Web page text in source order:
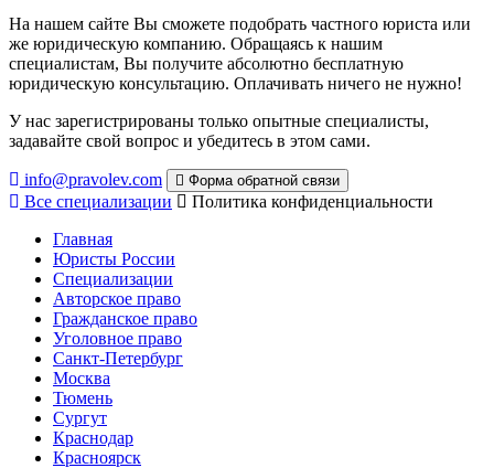
На нашем сайте Вы сможете подобрать частного юриста или
же юридическую компанию. Обращаясь к нашим
специалистам, Вы получите абсолютно бесплатную
юридическую консультацию. Оплачивать ничего не нужно!
У нас зарегистрированы только опытные специалисты,
задавайте свой вопрос и убедитесь в этом сами.
info@pravolev.com Форма обратной связи
Все специализации
Политика конфиденциальности
Главная
Юристы России
Специализации
Авторское право
Гражданское право
Уголовное право
Санкт-Петербург
Москва
Тюмень
Сургут
Краснодар
Красноярск